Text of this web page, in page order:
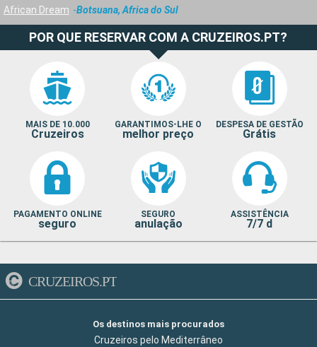
African Dream Botsuana, Africa do Sul
POR QUE RESERVAR COM A CRUZEIROS.PT?
MAIS DE 10.000
Cruzeiros
GARANTIMOS-LHE O
melhor preço
DESPESA DE GESTÃO
Grátis
PAGAMENTO ONLINE
seguro
SEGURO
anulação
ASSISTÊNCIA
7/7 d
CRUZEIROS.PT
Os destinos mais procurados
Cruzeiros pelo Mediterrâneo